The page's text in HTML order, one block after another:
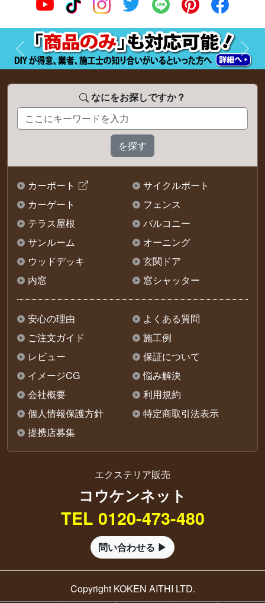
前へ 次へ
なにをお探しですか？
カーポート
サイクルポート
カーゲート
フェンス
テラス屋根
バルコニー
サンルーム
オーニング
ウッドデッキ
玄関ドア
内窓
窓シャッター
安心の理由
よくある質問
ご注文ガイド
施工例
レビュー
保証について
イメージCG
悩み解決
会社概要
利用規約
個人情報保護方針
特定商取引法表示
提携店募集
エクステリア販売
コウケンネット
TEL 0120-473-480
問い合わせる ▶
Copyright KOKEN AITHI LTD.